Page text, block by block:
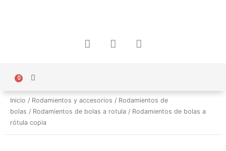
F
a
o
o
k
I
n
g
r
a
W
h
a
p
p
0
Carrito
Inicio / Rodamientos y accesorios / Rodamientos de
bolas / Rodamientos de bolas a rotula / Rodamientos de bolas a
rótula copia